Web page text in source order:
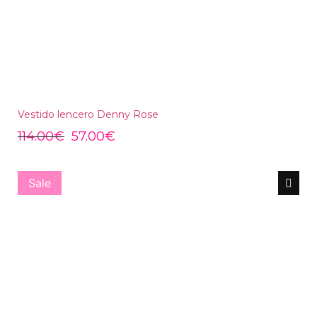
Vestido lencero Denny Rose
114.00€ 57.00€
Sale